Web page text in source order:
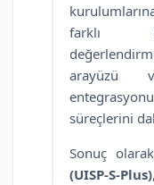
farklı
süreçlerini
Sonuç olarak
(UISP-S-Plus)